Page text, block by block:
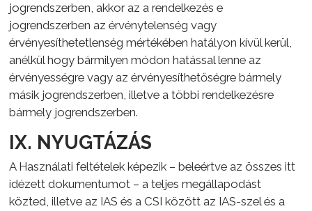
jogrendszerben, akkor az a rendelkezés e
jogrendszerben az érvénytelenség vagy
érvényesíthetetlenség mértékében hatályon kívül kerül,
anélkül hogy bármilyen módon hatással lenne az
érvényességre vagy az érvényesíthetőségre bármely
másik jogrendszerben, illetve a többi rendelkezésre
bármely jogrendszerben.
IX. NYUGTÁZÁS
A Használati feltételek képezik – beleértve az összes itt
idézett dokumentumot – a teljes megállapodást
közted, illetve az IAS és a CSI között az IAS-szel és a